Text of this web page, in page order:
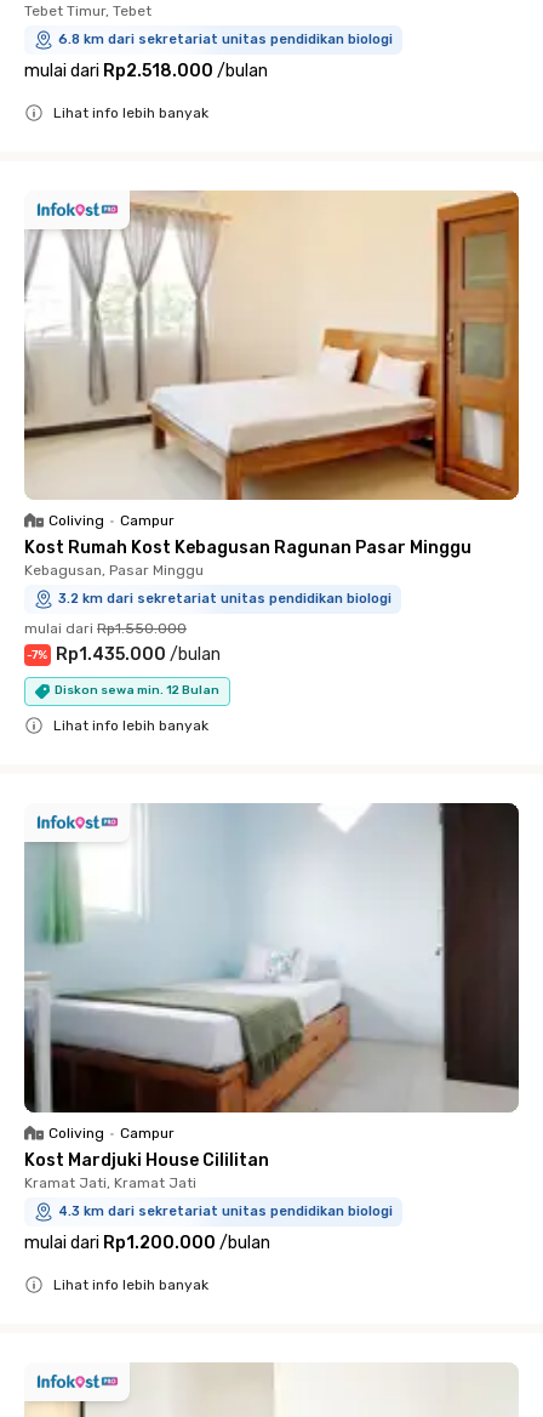
Tebet Timur, Tebet
6.8 km dari sekretariat unitas pendidikan biologi
mulai dari Rp2.518.000 /bulan
Lihat info lebih banyak
Coliving • Campur
Kost Rumah Kost Kebagusan Ragunan Pasar Minggu
Kebagusan, Pasar Minggu
3.2 km dari sekretariat unitas pendidikan biologi
mulai dari Rp1.550.000
-7% Rp1.435.000 /bulan
Diskon sewa min. 12 Bulan
Lihat info lebih banyak
Coliving • Campur
Kost Mardjuki House Cililitan
Kramat Jati, Kramat Jati
4.3 km dari sekretariat unitas pendidikan biologi
mulai dari Rp1.200.000 /bulan
Lihat info lebih banyak